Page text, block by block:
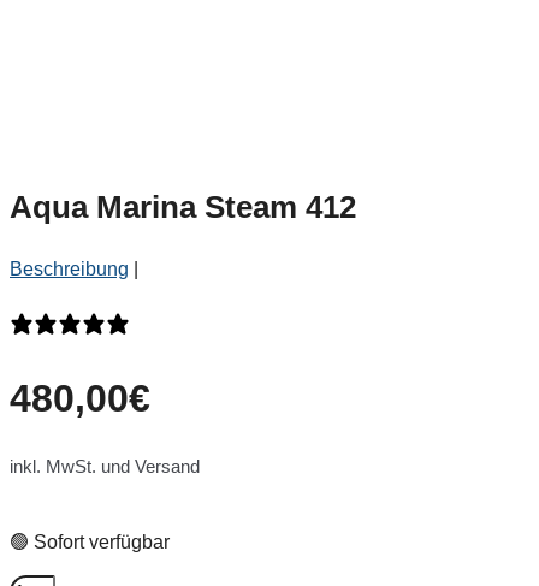
Aqua Marina Steam 412
Beschreibung
480,00€
inkl. MwSt. und Versand
🟢 Sofort verfügbar